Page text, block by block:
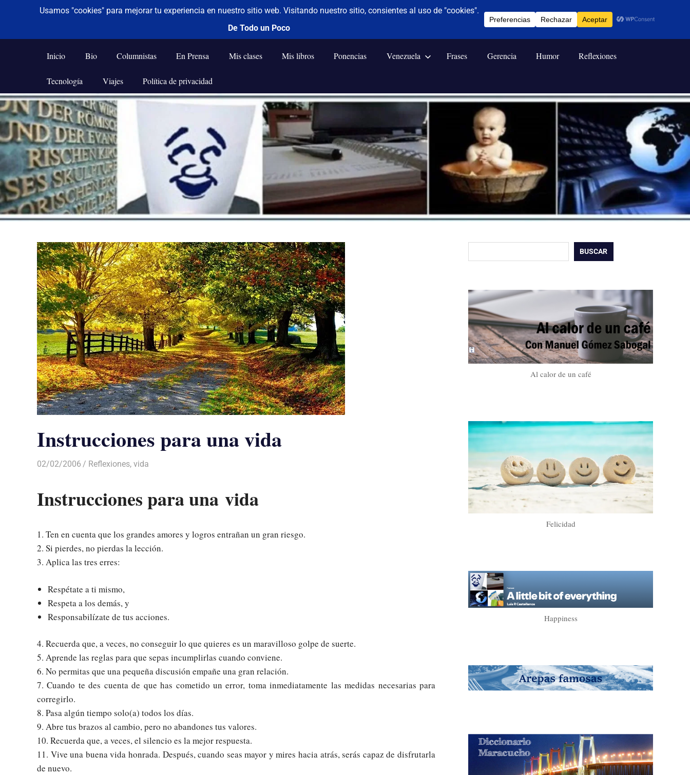
Saltar
al
contenido
De todo un poco
Frases,
Humor,
Tecnología
y
Viajes
Inicio Bio Columnistas En Prensa Mis clases Mis libros Ponencias Venezuela Frases Gerencia Humor Reflexiones
Tecnología Viajes Política de privacidad
Instrucciones para una vida
02/02/2006 Luis Castellanos
Reflexiones,vida
Instrucciones para una vida
1. Ten en cuenta que los grandes amores y logros entrañan un gran riesgo.
2. Si pierdes, no pierdas la lección.
3. Aplica las tres erres:
Respétate a ti mismo,
Respeta a los demás, y
Responsabilízate de tus acciones.
4. Recuerda que, a veces, no conseguir lo que quieres es un maravilloso golpe de suerte.
5. Aprende las reglas para que sepas incumplirlas cuando conviene.
6. No permitas que una pequeña discusión empañe una gran relación.
7. Cuando te des cuenta de que has cometido un error, toma inmediatamente las medidas necesarias para
corregirlo.
8. Pasa algún tiempo solo(a) todos los días.
9. Abre tus brazos al cambio, pero no abandones tus valores.
10. Recuerda que, a veces, el silencio es la mejor respuesta.
11. Vive una buena vida honrada. Después, cuando seas mayor y mires hacia atrás, serás capaz de disfrutarla
de nuevo.
BUSCAR
Al calor de un café
Felicidad
Happiness